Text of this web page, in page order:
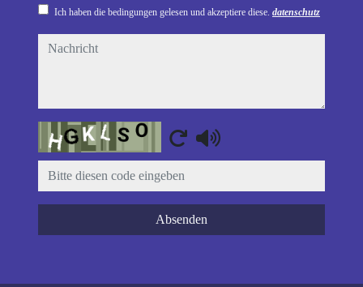
Ich haben die bedingungen gelesen und akzeptiere diese. datenschutz
nachricht
Captcha
Absenden